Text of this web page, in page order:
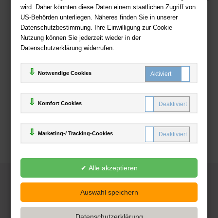
wird. Daher könnten diese Daten einem staatlichen Zugriff von
US-Behörden unterliegen. Näheres finden Sie in unserer
Datenschutzbestimmung. Ihre Einwilligung zur Cookie-
Nutzung können Sie jederzeit wieder in der
Datenschutzerklärung widerrufen.
Notwendige Cookies
Komfort Cookies
Marketing-/ Tracking-Cookies
Zahlweisen
Deutsche-Buchhandlung.de
www.deutsche-buchhandlung.de ist ein Angebot der
Handelsgesellschaft mbH
Powered by Inooga